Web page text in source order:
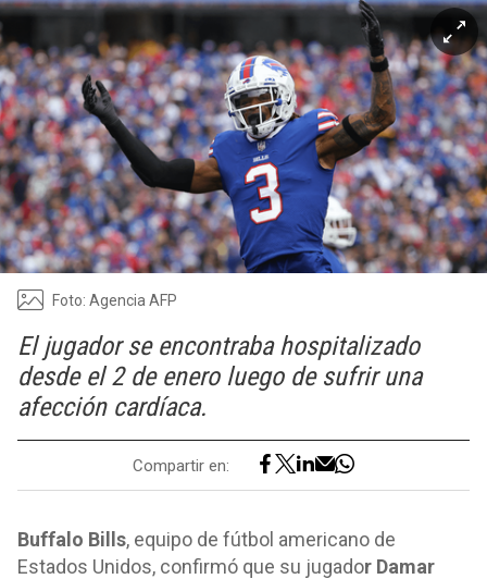
Foto: Agencia AFP
El jugador se encontraba hospitalizado
desde el 2 de enero luego de sufrir una
afección cardíaca.
Compartir en:
Buffalo Bills, equipo de fútbol americano de
Estados Unidos, confirmó que su jugador Damar